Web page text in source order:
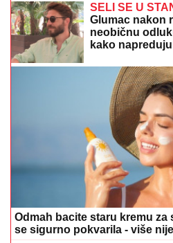
SELI SE U
Glumac nakon
neobičnu
kako
Odmah bacite staru kremu za
se sigurno pokvarila - više